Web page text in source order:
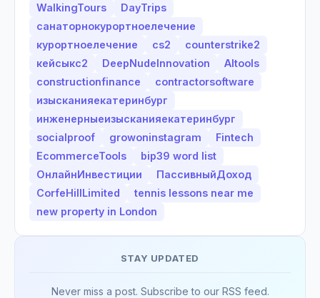
WalkingTours
DayTrips
санаторнокурортноелечение
курортноелечение
cs2
counterstrike2
кейсыкс2
DeepNudeInnovation
AItools
constructionfinance
contractorsoftware
изысканияекатеринбург
инженерныеизысканияекатеринбург
socialproof
growoninstagram
Fintech
EcommerceTools
bip39 word list
ОнлайнИнвестиции
ПассивныйДоход
CorfeHillLimited
tennis lessons near me
new property in London
STAY UPDATED
Never miss a post. Subscribe to our RSS feed.